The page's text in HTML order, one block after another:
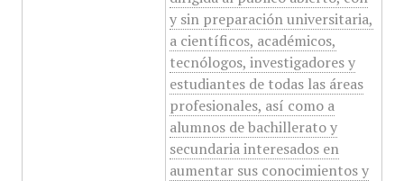
y sin preparación universitaria,
a científicos, académicos,
tecnólogos, investigadores y
estudiantes de todas las áreas
profesionales, así como a
alumnos de bachillerato y
secundaria interesados en
aumentar sus conocimientos y